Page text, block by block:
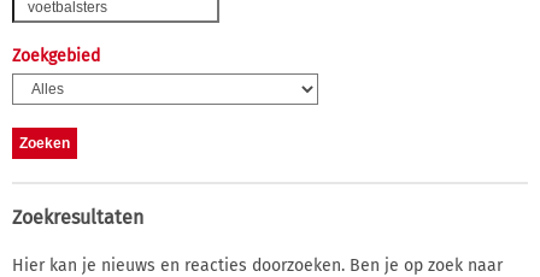
Zoekgebied
Zoekresultaten
Hier kan je nieuws en reacties doorzoeken. Ben je op zoek naar